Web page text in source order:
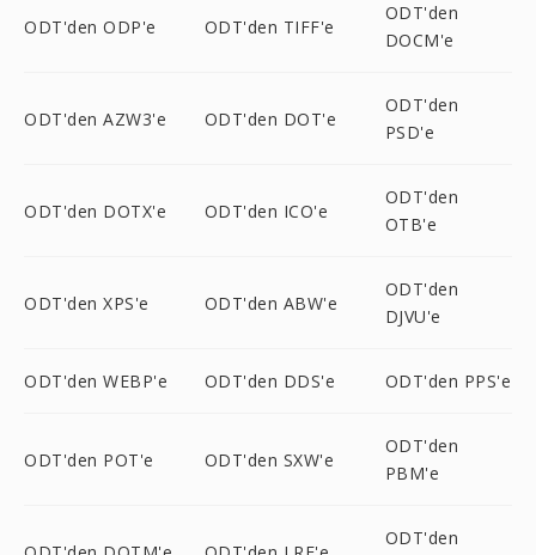
ODT'den ODP'e ODT'den TIFF'e
ODT'den
DOCM'e
ODT'den AZW3'e ODT'den DOT'e
ODT'den
PSD'e
ODT'den DOTX'e ODT'den ICO'e
ODT'den
OTB'e
ODT'den XPS'e ODT'den ABW'e
ODT'den
DJVU'e
ODT'den WEBP'e ODT'den DDS'e ODT'den PPS'e
ODT'den POT'e ODT'den SXW'e
ODT'den
PBM'e
ODT'den